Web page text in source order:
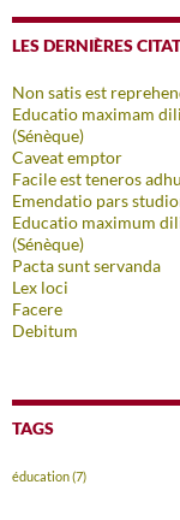
LES DERNIÈRES
Non satis est
Educatio maximam
(Sénèque)
Caveat emptor
Facile est teneros
Emendatio pars
Educatio maximum
(Sénèque)
Pacta sunt servanda
Lex loci
Facere
Debitum
TAGS
éducation(7)